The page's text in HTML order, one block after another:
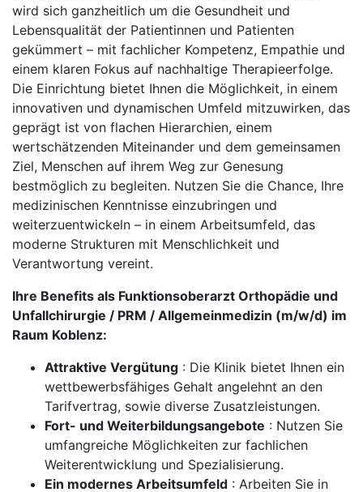
wird sich ganzheitlich um die Gesundheit und
Lebensqualität der Patientinnen und Patienten
gekümmert – mit fachlicher Kompetenz, Empathie und
einem klaren Fokus auf nachhaltige Therapieerfolge.
Die Einrichtung bietet Ihnen die Möglichkeit, in einem
innovativen und dynamischen Umfeld mitzuwirken, das
geprägt ist von flachen Hierarchien, einem
wertschätzenden Miteinander und dem gemeinsamen
Ziel, Menschen auf ihrem Weg zur Genesung
bestmöglich zu begleiten. Nutzen Sie die Chance, Ihre
medizinischen Kenntnisse einzubringen und
weiterzuentwickeln – in einem Arbeitsumfeld, das
moderne Strukturen mit Menschlichkeit und
Verantwortung vereint.
Ihre Benefits als Funktionsoberarzt Orthopädie und
Unfallchirurgie / PRM / Allgemeinmedizin (m/w/d) im
Raum Koblenz:
Attraktive Vergütung : Die Klinik bietet Ihnen ein
wettbewerbsfähiges Gehalt angelehnt an den
Tarifvertrag, sowie diverse Zusatzleistungen.
Fort- und Weiterbildungsangebote : Nutzen Sie
umfangreiche Möglichkeiten zur fachlichen
Weiterentwicklung und Spezialisierung.
Ein modernes Arbeitsumfeld : Arbeiten Sie in